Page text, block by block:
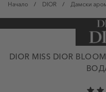
Начало / DIOR / Дамски
DIOR MISS DIOR